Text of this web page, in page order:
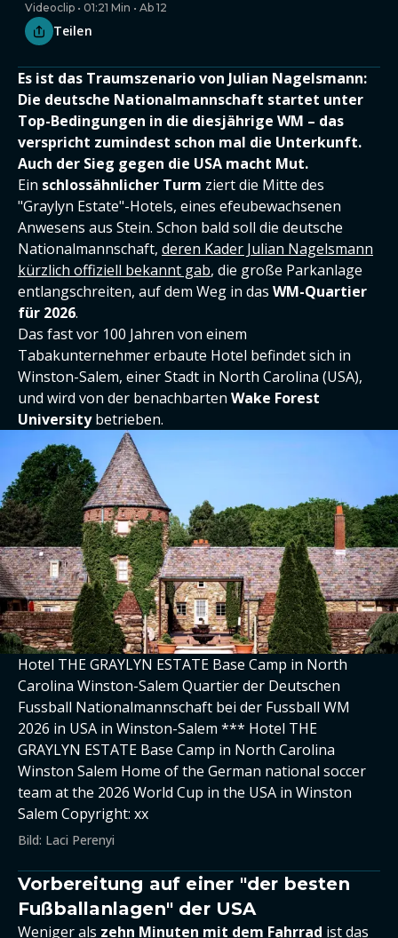
Videoclip • 01:21 Min • Ab 12
Teilen
Es ist das Traumszenario von Julian Nagelsmann:
Die deutsche Nationalmannschaft startet unter
Top-Bedingungen in die diesjährige WM – das
verspricht zumindest schon mal die Unterkunft.
Auch der Sieg gegen die USA macht Mut.
Ein schlossähnlicher Turm ziert die Mitte des
"Graylyn Estate"-Hotels, eines efeubewachsenen
Anwesens aus Stein. Schon bald soll die deutsche
Nationalmannschaft, deren Kader Julian Nagelsmann
kürzlich offiziell bekannt gab, die große Parkanlage
entlangschreiten, auf dem Weg in das WM-Quartier
für 2026.
Das fast vor 100 Jahren von einem
Tabakunternehmer erbaute Hotel befindet sich in
Winston-Salem, einer Stadt in North Carolina (USA),
und wird von der benachbarten Wake Forest
Universitybetrieben.
Hotel THE GRAYLYN ESTATE Base Camp in North
Carolina Winston-Salem Quartier der Deutschen
Fussball Nationalmannschaft bei der Fussball WM
2026 in USA in Winston-Salem *** Hotel THE
GRAYLYN ESTATE Base Camp in North Carolina
Winston Salem Home of the German national soccer
team at the 2026 World Cup in the USA in Winston
Salem Copyright: xx
Bild: Laci Perenyi
Vorbereitung auf einer "der besten
Fußballanlagen" der USA
Weniger als zehn Minuten mit dem Fahrrad ist das